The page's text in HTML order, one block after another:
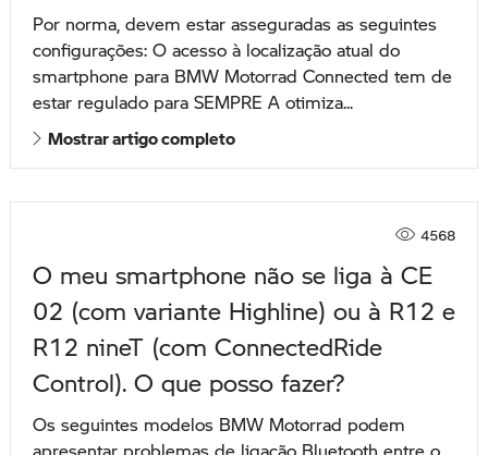
Por norma, devem estar asseguradas as seguintes
configurações: O acesso à localização atual do
smartphone para BMW Motorrad Connected tem de
estar regulado para SEMPRE A otimiza...
Mostrar artigo completo
4568
O meu smartphone não se liga à CE
02 (com variante Highline) ou à R12 e
R12 nineT (com ConnectedRide
Control). O que posso fazer?
Os seguintes modelos BMW Motorrad podem
apresentar problemas de ligação Bluetooth entre o